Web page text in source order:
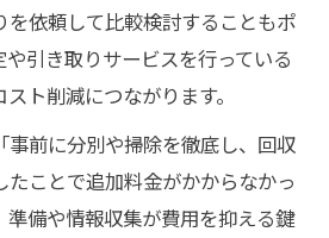
を依頼して比較検討することもポ
引き取りサービスを行っている
ト削減につながります。
事前に分別や掃除を徹底し、回収
ことで追加料金がかからなかっ
準備や情報収集が費用を抑える鍵